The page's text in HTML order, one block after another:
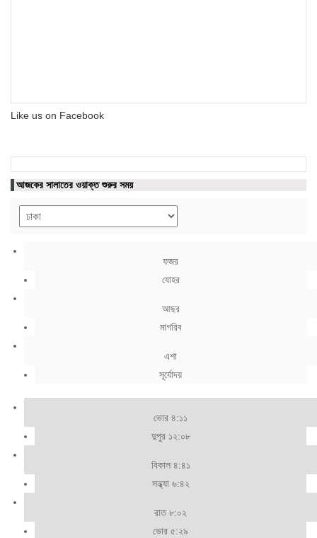
Like us on Facebook
আজকের সালাতের ওয়াক্ত শুরুর সময়
ফজর
যোহর
আছর
মাগরিব
এশা
সূর্যোদয়
ভোর ৪:১১
দুপুর ১২:০৮
বিকাল ৪:৪১
সন্ধ্যা ৬:৪২
রাত ৮:০২
ভোর ৫:২৯